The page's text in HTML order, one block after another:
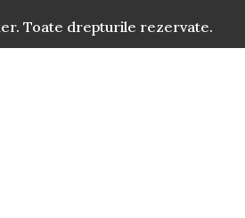
Toate drepturile rezervate.